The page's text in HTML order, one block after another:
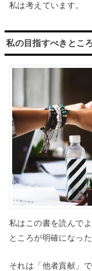
私は考えています。
私の目指すべきとこ
私はこの書を読んで
ところが明確になった
それは「他者貢献」